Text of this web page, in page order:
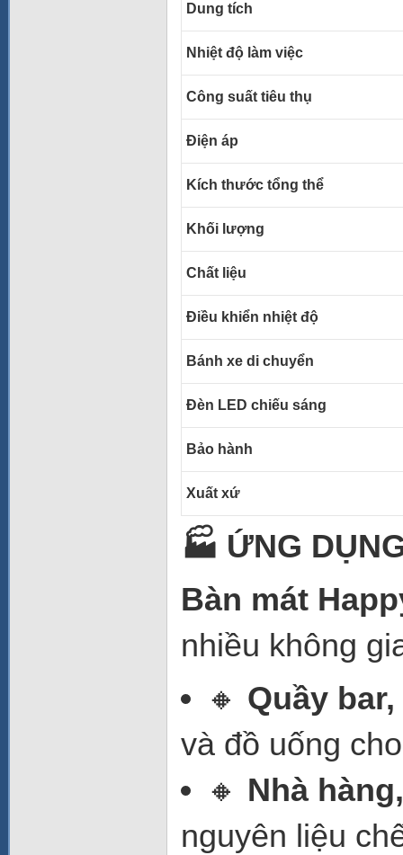
Dung tích
Nhiệt độ làm việc
Công suất tiêu thụ
Điện áp
Kích thước tổng thể
Khối lượng
Chất liệu
Điều khiển nhiệt độ
Bánh xe di chuyển
Đèn LED chiếu sáng
Bảo hành
Xuất xứ
🏭 ỨNG
Bàn mát
nhiều không
🔸 Quầy
và đồ uống
🔸 Nhà
nguyên liệu